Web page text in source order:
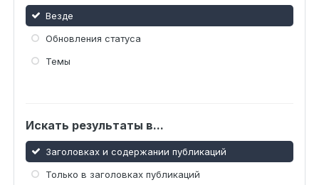
Везде
Обновления статуса
Темы
Искать результаты в...
Заголовках и содержании публикаций
Только в заголовках публикаций